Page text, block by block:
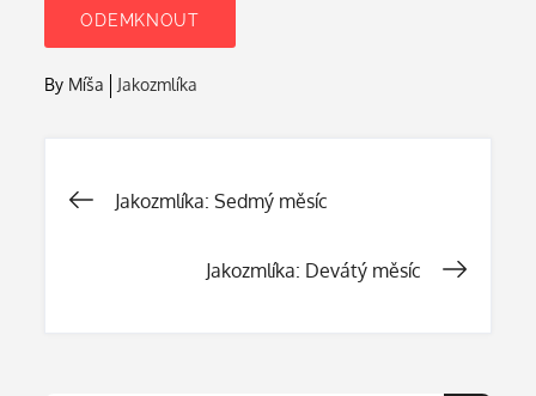
By Míša Jakozmlíka
Navigace
Jakozmlíka: Sedmý měsíc
Jakozmlíka: Devátý měsíc